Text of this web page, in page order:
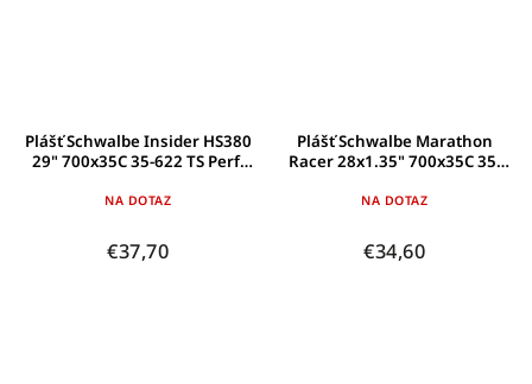
Plášť Schwalbe Insider HS380
29" 700x35C 35-622 TS Perf.
NA DOTAZ
€37,70
Plášť Schwalbe Marathon
Racer 28x1.35" 700x35C 35-
NA DOTAZ
€34,60